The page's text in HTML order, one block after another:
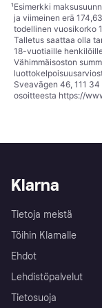
¹Esimerkki
ja viimeinen erä
todellinen vuosikorko
Talletus saattaa olla
18-vuotiaille
Vähimmäisoston
Sveavägen 46, 111
osoitteesta https://
Klarna
Tietoja meistä
Töihin Klarnalle
Ehdot
Lehdistöpalvelut
Tietosuoja